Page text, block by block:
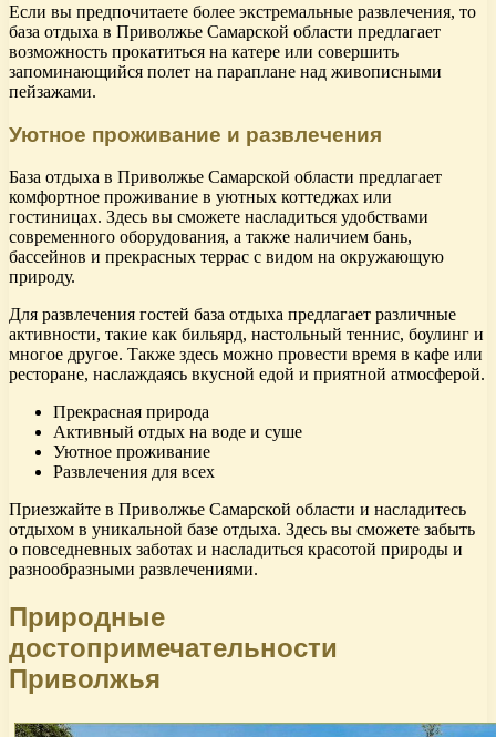
Если вы предпочитаете более экстремальные развлечения, то
база отдыха в Приволжье Самарской области предлагает
возможность прокатиться на катере или совершить
запоминающийся полет на параплане над живописными
пейзажами.
Уютное проживание и развлечения
База отдыха в Приволжье Самарской области предлагает
комфортное проживание в уютных коттеджах или
гостиницах. Здесь вы сможете насладиться удобствами
современного оборудования, а также наличием бань,
бассейнов и прекрасных террас с видом на окружающую
природу.
Для развлечения гостей база отдыха предлагает различные
активности, такие как бильярд, настольный теннис, боулинг и
многое другое. Также здесь можно провести время в кафе или
ресторане, наслаждаясь вкусной едой и приятной атмосферой.
Прекрасная природа
Активный отдых на воде и суше
Уютное проживание
Развлечения для всех
Приезжайте в Приволжье Самарской области и насладитесь
отдыхом в уникальной базе отдыха. Здесь вы сможете забыть
о повседневных заботах и насладиться красотой природы и
разнообразными развлечениями.
Природные
достопримечательности
Приволжья